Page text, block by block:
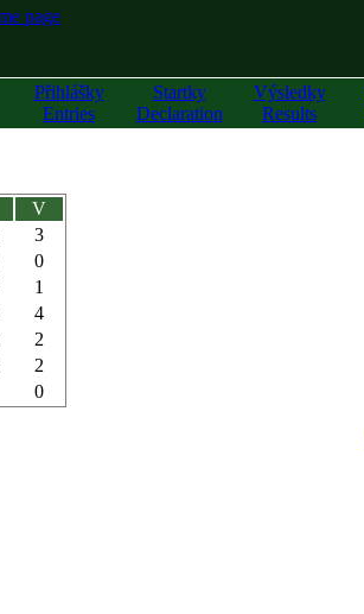
Přihlášky
Entries
Startky
Declaration
Výsledky
Results
V
3
0
1
4
2
2
0